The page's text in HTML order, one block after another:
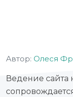
Автор: Олеся
Ведение сайта